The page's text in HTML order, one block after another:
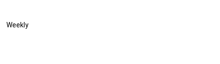
Weekly